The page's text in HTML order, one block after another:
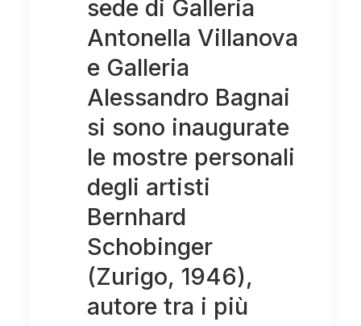
sede di Galleria
Antonella Villanova
e Galleria
Alessandro Bagnai
si sono inaugurate
le mostre personali
degli artisti
Bernhard
Schobinger
(Zurigo, 1946),
autore tra i più